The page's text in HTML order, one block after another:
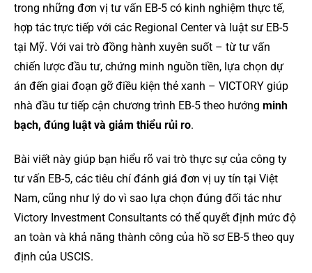
trong những đơn vị tư vấn EB-5 có kinh nghiệm thực tế,
hợp tác trực tiếp với các Regional Center và luật sư EB-5
tại Mỹ. Với vai trò đồng hành xuyên suốt – từ tư vấn
chiến lược đầu tư, chứng minh nguồn tiền, lựa chọn dự
án đến giai đoạn gỡ điều kiện thẻ xanh – VICTORY giúp
nhà đầu tư tiếp cận chương trình EB-5 theo hướng minh
bạch, đúng luật và giảm thiểu rủi ro.
Bài viết này giúp bạn hiểu rõ vai trò thực sự của công ty
tư vấn EB-5, các tiêu chí đánh giá đơn vị uy tín tại Việt
Nam, cũng như lý do vì sao lựa chọn đúng đối tác như
Victory Investment Consultants có thể quyết định mức độ
an toàn và khả năng thành công của hồ sơ EB-5 theo quy
định của USCIS.